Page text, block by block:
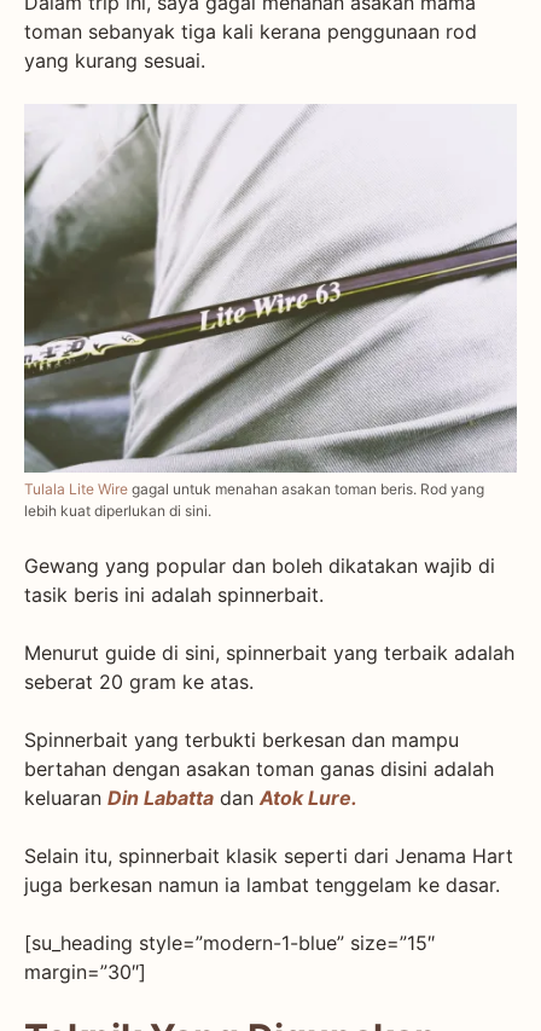
toman sebanyak tiga kali kerana penggunaan rod
yang kurang sesuai.
Tulala Lite Wire gagal untuk menahan asakan toman beris. Rod yang
lebih kuat diperlukan di sini.
Gewang yang popular dan boleh dikatakan wajib di
tasik beris ini adalah spinnerbait.
Menurut guide di sini, spinnerbait yang terbaik adalah
seberat 20 gram ke atas.
Spinnerbait yang terbukti berkesan dan mampu
bertahan dengan asakan toman ganas disini adalah
keluaran Din Labatta danAtok Lure.
Selain itu, spinnerbait klasik seperti dari Jenama Hart
juga berkesan namun ia lambat tenggelam ke dasar.
[su_heading style=”modern-1-blue” size=”15″
margin=”30″]